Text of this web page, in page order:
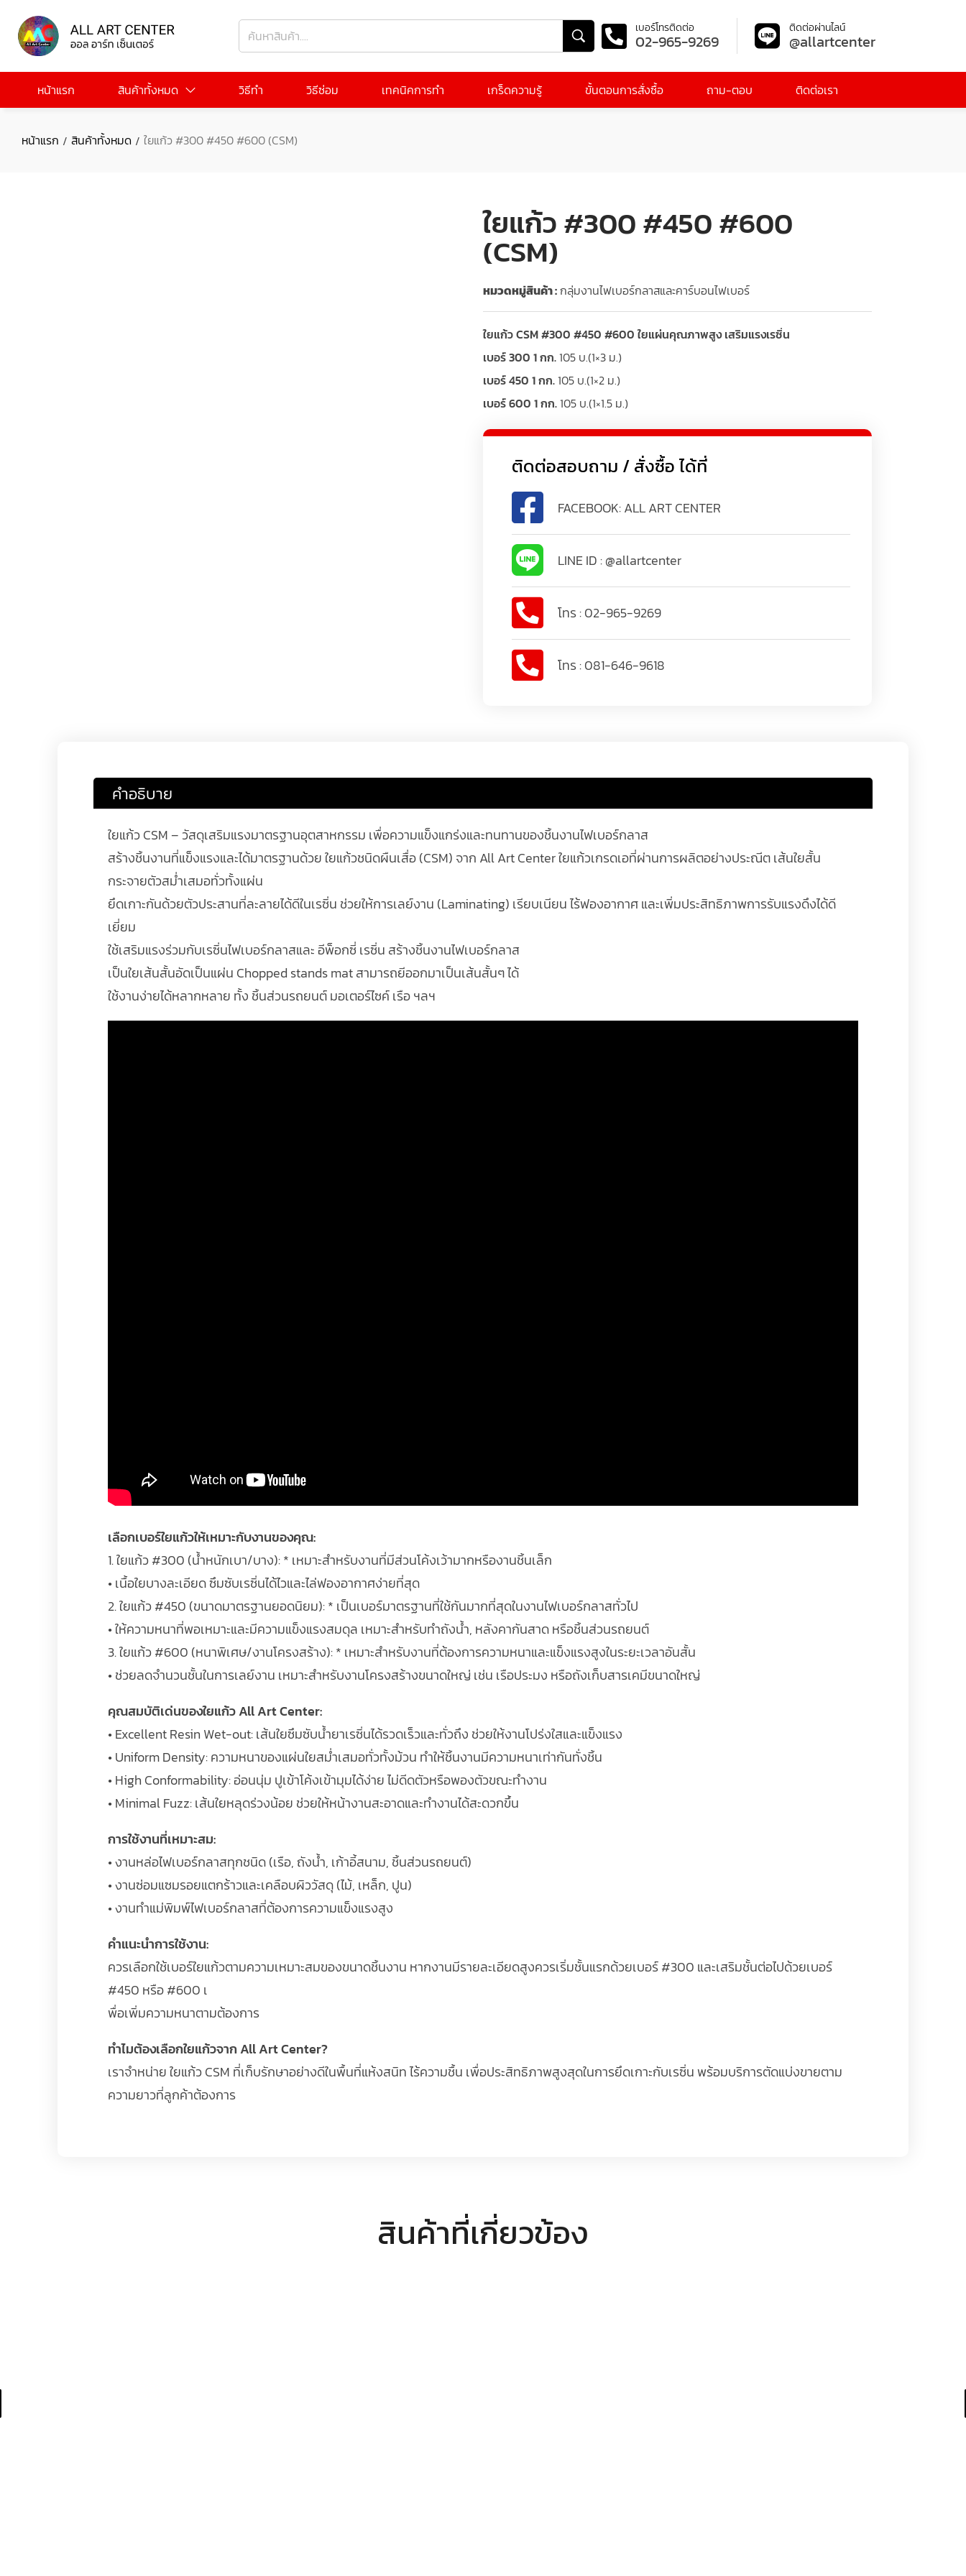
เบอร์โทรติดต่อ
02-965-9269
ติดต่อผ่านไลน์
@allartcenter
หน้าแรก สินค้าทั้งหมด วิธีทำ วิธีซ่อม เทคนิคการทำ เกร็ดความรู้ ขั้นตอนการสั่งซื้อ ถาม-ตอบ ติดต่อเรา
หน้าแรก / สินค้าทั้งหมด / ใยแก้ว #300 #450 #600 (CSM)
ใยแก้ว #300 #450 #600
(CSM)
หมวดหมู่สินค้า :กลุ่มงานไฟเบอร์กลาสและคาร์บอนไฟเบอร์
ใยแก้ว CSM #300 #450 #600 ใยแผ่นคุณภาพสูง เสริมแรงเรซิ่น
เบอร์ 300 1 กก.105 บ.(1×3 ม.)
เบอร์ 450 1 กก.105 บ.(1×2 ม.)
เบอร์ 600 1 กก.105 บ.(1×1.5 ม.)
ติดต่อสอบถาม / สั่งซื้อ ได้ที่
FACEBOOK: ALL ART CENTER
LINE ID : @allartcenter
โทร : 02-965-9269
โทร : 081-646-9618
คำอธิบาย
ใยแก้ว CSM – วัสดุเสริมแรงมาตรฐานอุตสาหกรรม เพื่อความแข็งแกร่งและทนทานของชิ้นงานไฟเบอร์กลาส
สร้างชิ้นงานที่แข็งแรงและได้มาตรฐานด้วย ใยแก้วชนิดผืนเสื่อ (CSM) จาก All Art Center ใยแก้วเกรดเอที่ผ่านการผลิตอย่างประณีต เส้นใยสั้น
กระจายตัวสม่ำเสมอทั่วทั้งแผ่น
ยึดเกาะกันด้วยตัวประสานที่ละลายได้ดีในเรซิ่น ช่วยให้การเลย์งาน (Laminating) เรียบเนียน ไร้ฟองอากาศ และเพิ่มประสิทธิภาพการรับแรงดึงได้ดี
เยี่ยม
ใช้เสริมแรงร่วมกับเรซิ่นไฟเบอร์กลาสและ อีพ็อกซี่ เรซิ่น สร้างชิ้นงานไฟเบอร์กลาส
เป็นใยเส้นสั้นอัดเป็นแผ่น Chopped stands mat สามารถยีออกมาเป็นเส้นสั้นๆ ได้
ใช้งานง่ายได้หลากหลาย ทั้ง ชิ้นส่วนรถยนต์ มอเตอร์ไซค์ เรือ ฯลฯ
เลือกเบอร์ใยแก้วให้เหมาะกับงานของคุณ:
1. ใยแก้ว #300 (น้ำหนักเบา/บาง): * เหมาะสำหรับงานที่มีส่วนโค้งเว้ามากหรืองานชิ้นเล็ก
• เนื้อใยบางละเอียด ซึมซับเรซิ่นได้ไวและไล่ฟองอากาศง่ายที่สุด
2. ใยแก้ว #450 (ขนาดมาตรฐานยอดนิยม): * เป็นเบอร์มาตรฐานที่ใช้กันมากที่สุดในงานไฟเบอร์กลาสทั่วไป
• ให้ความหนาที่พอเหมาะและมีความแข็งแรงสมดุล เหมาะสำหรับทำถังน้ำ, หลังคากันสาด หรือชิ้นส่วนรถยนต์
3. ใยแก้ว #600 (หนาพิเศษ/งานโครงสร้าง): * เหมาะสำหรับงานที่ต้องการความหนาและแข็งแรงสูงในระยะเวลาอันสั้น
• ช่วยลดจำนวนชั้นในการเลย์งาน เหมาะสำหรับงานโครงสร้างขนาดใหญ่ เช่น เรือประมง หรือถังเก็บสารเคมีขนาดใหญ่
คุณสมบัติเด่นของใยแก้ว All Art Center:
• Excellent Resin Wet-out: เส้นใยซึมซับน้ำยาเรซิ่นได้รวดเร็วและทั่วถึง ช่วยให้งานโปร่งใสและแข็งแรง
• Uniform Density: ความหนาของแผ่นใยสม่ำเสมอทั่วทั้งม้วน ทำให้ชิ้นงานมีความหนาเท่ากันทั่งชิ้น
• High Conformability: อ่อนนุ่ม ปูเข้าโค้งเข้ามุมได้ง่าย ไม่ดีดตัวหรือพองตัวขณะทำงาน
• Minimal Fuzz: เส้นใยหลุดร่วงน้อย ช่วยให้หน้างานสะอาดและทำงานได้สะดวกขึ้น
การใช้งานที่เหมาะสม:
• งานหล่อไฟเบอร์กลาสทุกชนิด (เรือ, ถังน้ำ, เก้าอี้สนาม, ชิ้นส่วนรถยนต์)
• งานซ่อมแซมรอยแตกร้าวและเคลือบผิววัสดุ (ไม้, เหล็ก, ปูน)
• งานทำแม่พิมพ์ไฟเบอร์กลาสที่ต้องการความแข็งแรงสูง
คำแนะนำการใช้งาน:
ควรเลือกใช้เบอร์ใยแก้วตามความเหมาะสมของขนาดชิ้นงาน หากงานมีรายละเอียดสูงควรเริ่มชั้นแรกด้วยเบอร์ #300 และเสริมชั้นต่อไปด้วยเบอร์
#450 หรือ #600 เ
พื่อเพิ่มความหนาตามต้องการ
ทำไมต้องเลือกใยแก้วจาก All Art Center?
เราจำหน่าย ใยแก้ว CSM ที่เก็บรักษาอย่างดีในพื้นที่แห้งสนิท ไร้ความชื้น เพื่อประสิทธิภาพสูงสุดในการยึดเกาะกับเรซิ่น พร้อมบริการตัดแบ่งขายตาม
ความยาวที่ลูกค้าต้องการ
สินค้าที่เกี่ยวข้อง